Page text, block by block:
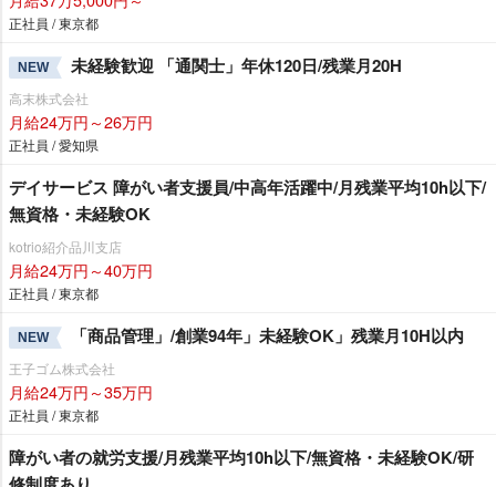
正社員 / 東京都
NEW 未経験歓迎 「通関士」年休120日/残業月20H
高末株式会社
月給24万円～26万円
正社員 / 愛知県
デイサービス 障がい者支援員/中高年活躍中/月残業平均10h以下/
無資格・未経験OK
kotrio紹介品川支店
月給24万円～40万円
正社員 / 東京都
NEW 「商品管理」/創業94年」未経験OK」残業月10H以内
王子ゴム株式会社
月給24万円～35万円
正社員 / 東京都
障がい者の就労支援/月残業平均10h以下/無資格・未経験OK/研